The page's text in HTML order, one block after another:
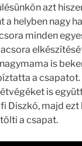
azt
a helyben nagy
minden
is
a
is
Diszkó, majd
a csapat.